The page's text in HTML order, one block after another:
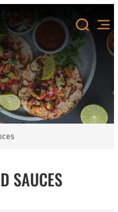
SAUCES